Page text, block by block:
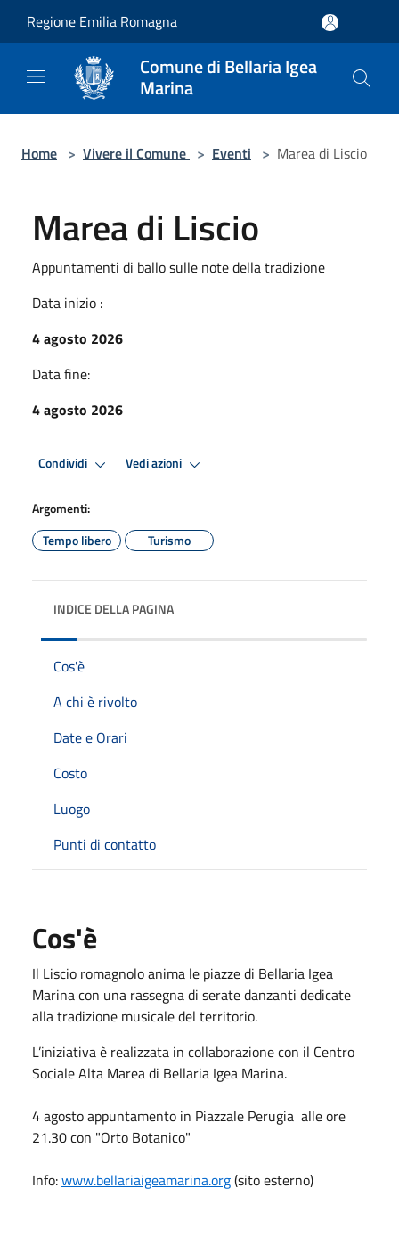
Regione Emilia Romagna
Comune di Bellaria Igea
Marina
Home > Vivere il Comune > Eventi > Marea di Liscio
Marea di Liscio
Appuntamenti di ballo sulle note della tradizione
Data inizio :
4 agosto 2026
Data fine:
4 agosto 2026
Condividi Vedi azioni
Argomenti:
Tempo libero
Turismo
INDICE DELLA PAGINA
Cos'è
A chi è rivolto
Date e Orari
Costo
Luogo
Punti di contatto
Cos'è
Il Liscio romagnolo anima le piazze di Bellaria Igea
Marina con una rassegna di serate danzanti dedicate
alla tradizione musicale del territorio.
L’iniziativa è realizzata in collaborazione con il Centro
Sociale Alta Marea di Bellaria Igea Marina.
4 agosto appuntamento in Piazzale Perugia alle ore
21.30 con "Orto Botanico"
Info:www.bellariaigeamarina.org(sito esterno)